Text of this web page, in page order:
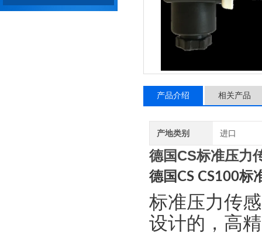
产品介绍 相关产品
产地类别 进口
德国CS标准压力
德国CS CS100标
标准压力传
设计的，高